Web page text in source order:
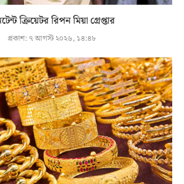
ক্রিয়েটর রিপন মিয়া গ্রেপ্তার
প্রকাশ: ৭ আগস্ট ২০২৬, ১৪:৪৮